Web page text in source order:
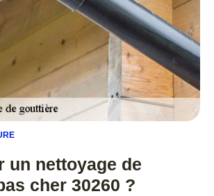
un nettoyage de
cher 30260 ?